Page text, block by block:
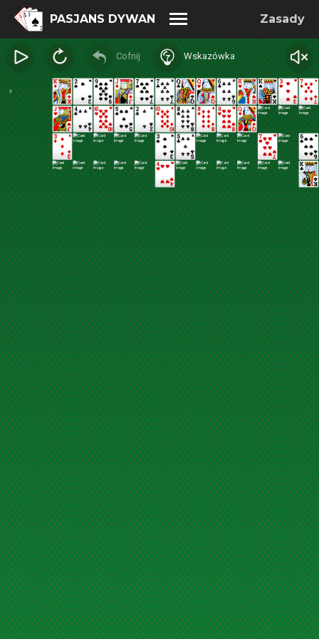
PASJANS DYWAN Zasady
Cofnij Wskazówka
3